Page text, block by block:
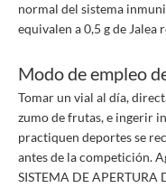
normal del sistema
equivalen a 0,5 g de Jalea
Modo de empleo
Tomar un vial al día,
zumo de frutas, e ingerir
practiquen deportes se
antes de la competición.
SISTEMA DE